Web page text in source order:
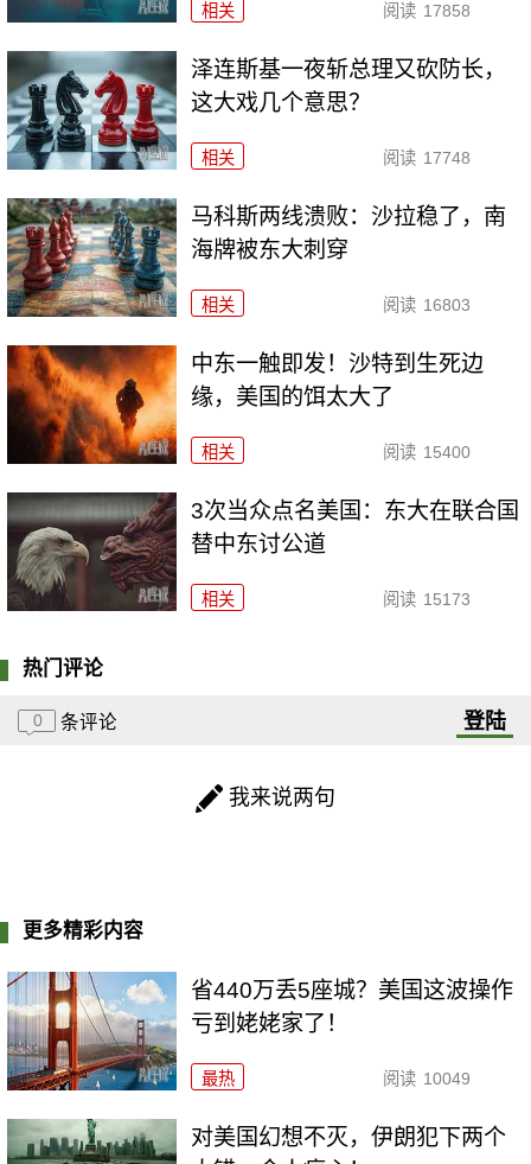
相关 阅读 17858
泽连斯基一夜斩总理又砍防长，
这大戏几个意思？
相关 阅读 17748
马科斯两线溃败：沙拉稳了，南
海牌被东大刺穿
相关 阅读 16803
中东一触即发！沙特到生死边
缘，美国的饵太大了
相关 阅读 15400
3次当众点名美国：东大在联合国
替中东讨公道
相关 阅读 15173
热门评论
0 条评论 登陆
我来说两句
更多精彩内容
省440万丢5座城？美国这波操作
亏到姥姥家了！
最热 阅读 10049
对美国幻想不灭，伊朗犯下两个